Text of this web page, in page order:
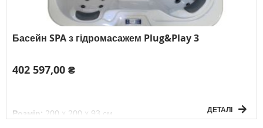
Басейн SPA з гідромасажем Plug&Play 3
402 597,00 ₴
Розмір: 200 x 200 x 93 см
ДЕТАЛІ